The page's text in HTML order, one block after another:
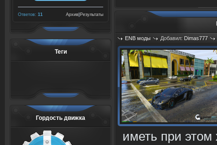
Ответов: 11 Результаты
Архив
Теги
Гордость движка
ENB моды Добавил: Dimas777
Просмотров: 1422
иметь при